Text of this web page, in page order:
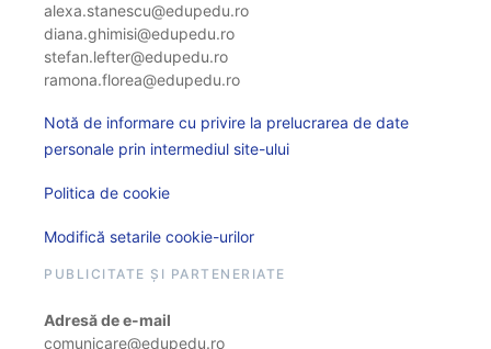
alexa.stanescu@edupedu.ro
diana.ghimisi@edupedu.ro
stefan.lefter@edupedu.ro
ramona.florea@edupedu.ro
Notă de informare cu privire la prelucrarea de date
personale prin intermediul site-ului
Politica de cookie
Modifică setarile cookie-urilor
PUBLICITATE ȘI PARTENERIATE
Adresă de e-mail
comunicare@edupedu.ro